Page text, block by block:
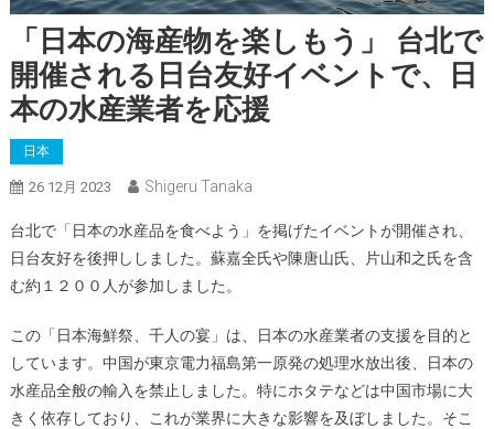
「日本の海産物を楽しもう」 台北で
開催される日台友好イベントで、日
本の水産業者を応援
日本
26 12月 2023 Shigeru Tanaka
台北で「日本の水産品を食べよう」を掲げたイベントが開催され、
日台友好を後押ししました。蘇嘉全氏や陳唐山氏、片山和之氏を含
む約１２００人が参加しました。
この「日本海鮮祭、千人の宴」は、日本の水産業者の支援を目的と
しています。中国が東京電力福島第一原発の処理水放出後、日本の
水産品全般の輸入を禁止しました。特にホタテなどは中国市場に大
きく依存しており、これが業界に大きな影響を及ぼしました。そこ